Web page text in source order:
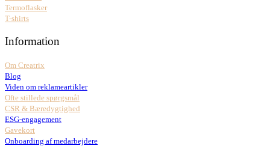
Termoflasker
T-shirts
Information
Om Creatrix
Blog
Viden om reklameartikler
Ofte stillede spørgsmål
CSR & Bæredygtighed
ESG-engagement
Gavekort
Onboarding af medarbejdere